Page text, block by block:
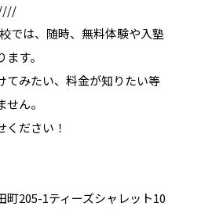
では、随時、無料体験や入塾
す。
てみたい、料金が知りたい等
ん。
ください！
町205-1ティーズシャレット10